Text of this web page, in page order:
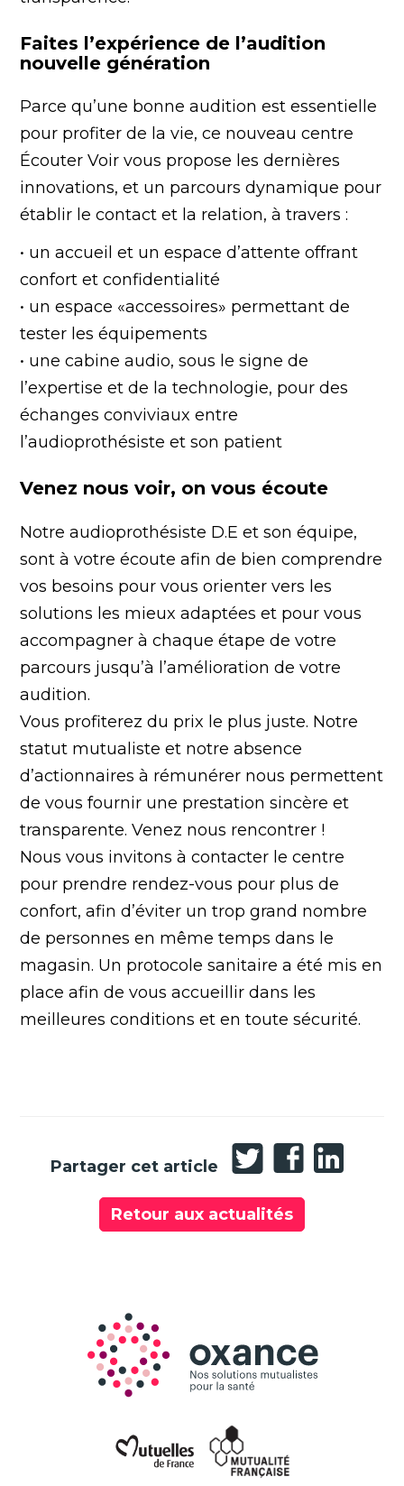
Faites l’expérience de l’audition
nouvelle génération
Parce qu’une bonne audition est essentielle
pour profiter de la vie, ce nouveau centre
Écouter Voir vous propose les dernières
innovations, et un parcours dynamique pour
établir le contact et la relation, à travers :
• un accueil et un espace d’attente offrant
confort et confidentialité
• un espace «accessoires» permettant de
tester les équipements
• une cabine audio, sous le signe de
l’expertise et de la technologie, pour des
échanges conviviaux entre
l’audioprothésiste et son patient
Venez nous voir, on vous écoute
Notre audioprothésiste D.E et son équipe,
sont à votre écoute afin de bien comprendre
vos besoins pour vous orienter vers les
solutions les mieux adaptées et pour vous
accompagner à chaque étape de votre
parcours jusqu’à l’amélioration de votre
audition.
Vous profiterez du prix le plus juste. Notre
statut mutualiste et notre absence
d’actionnaires à rémunérer nous permettent
de vous fournir une prestation sincère et
transparente. Venez nous rencontrer !
Nous vous invitons à contacter le centre
pour prendre rendez-vous pour plus de
confort, afin d’éviter un trop grand nombre
de personnes en même temps dans le
magasin. Un protocole sanitaire a été mis en
place afin de vous accueillir dans les
meilleures conditions et en toute sécurité.
Partager cet article
Partager
sur
Twitter
Partager
sur
Facebook
Partager
sur
Retour aux actualités